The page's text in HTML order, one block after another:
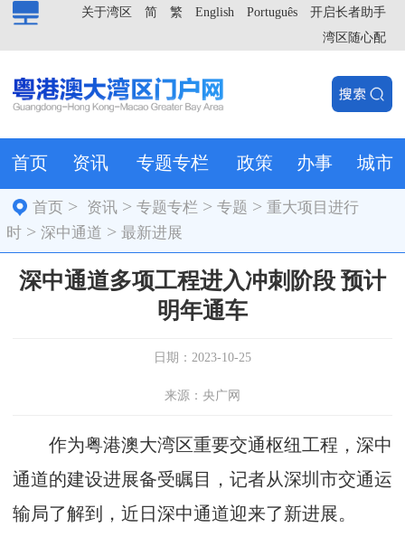
开启长者助手
Português
English
繁
简
关于湾区
湾区随心配
首页 资讯 专题专栏 政策 办事 城市
首页 > 资讯 >专题专栏 >专题 >重大项目进行
时 > 深中通道 > 最新进展
深中通道多项工程进入冲刺阶段 预计
明年通车
日期：2023-10-25
来源：央广网
作为粤港澳大湾区重要交通枢纽工程，深中
通道的建设进展备受瞩目，记者从深圳市交通运
输局了解到，近日深中通道迎来了新进展。